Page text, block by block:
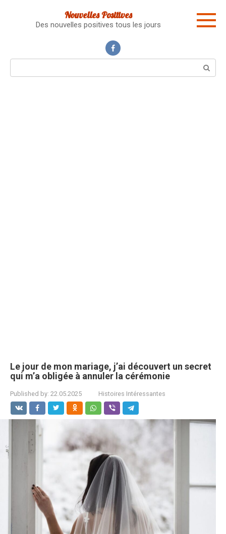
Nouvelles Positives
Des nouvelles positives tous les jours
Le jour de mon mariage, j’ai découvert un secret
qui m’a obligée à annuler la cérémonie
Published by: 22.05.2025 Histoires Intéressantes